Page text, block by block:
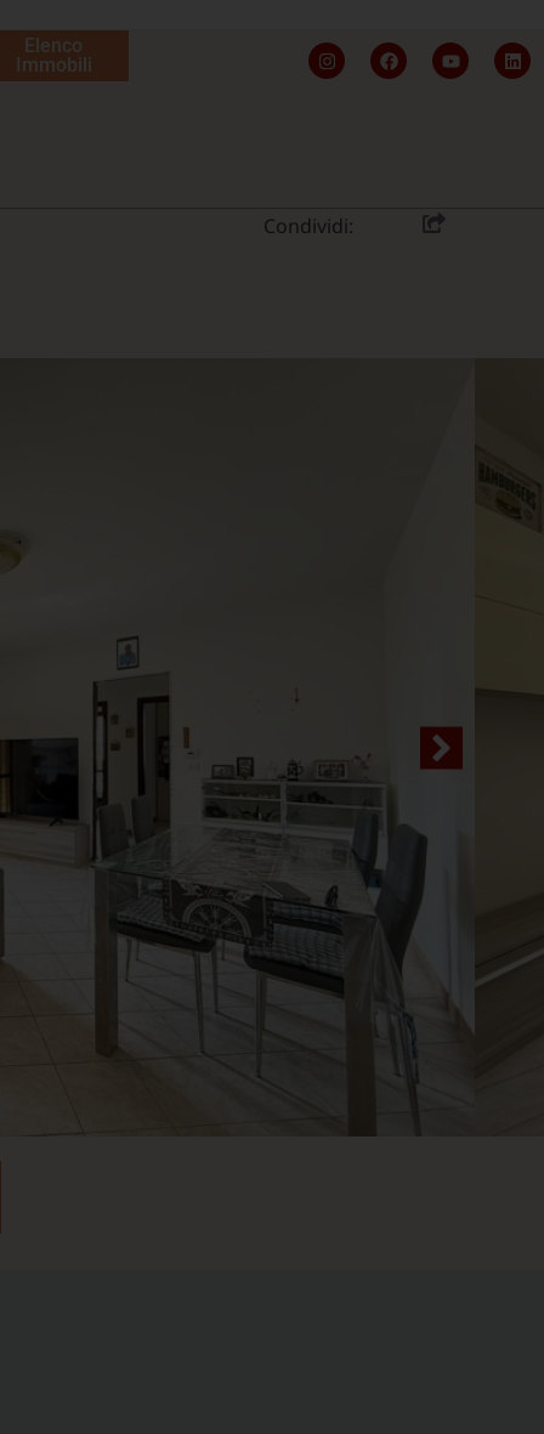
Elenco
Immobili
Condividi: